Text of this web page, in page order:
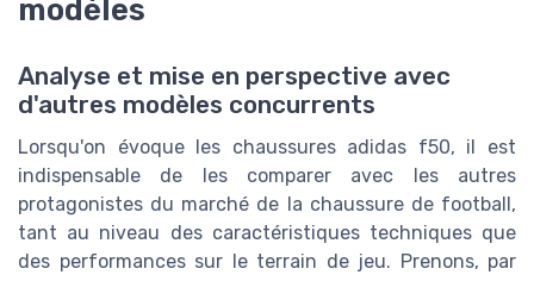
modèles
Analyse et mise en perspective avec
d'autres modèles concurrents
Lorsqu'on évoque les chaussures adidas f50, il est
indispensable de les comparer avec les autres
protagonistes du marché de la chaussure de football,
tant au niveau des caractéristiques techniques que
des performances sur le terrain de jeu. Prenons, par